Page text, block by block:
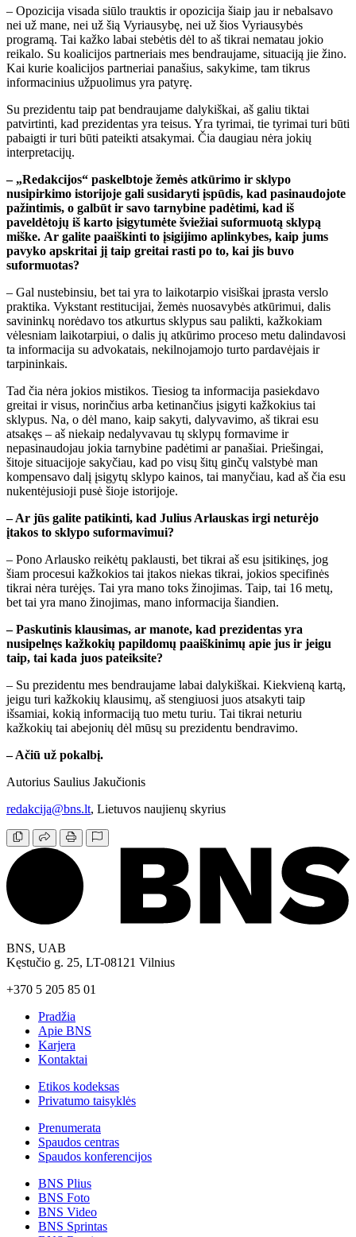
– Opozicija visada siūlo trauktis ir opozicija šiaip jau ir nebalsavo
nei už mane, nei už šią Vyriausybę, nei už šios Vyriausybės
programą. Tai kažko labai stebėtis dėl to aš tikrai nematau jokio
reikalo. Su koalicijos partneriais mes bendraujame, situaciją jie žino.
Kai kurie koalicijos partneriai panašius, sakykime, tam tikrus
informacinius užpuolimus yra patyrę.
Su prezidentu taip pat bendraujame dalykiškai, aš galiu tiktai
patvirtinti, kad prezidentas yra teisus. Yra tyrimai, tie tyrimai turi būti
pabaigti ir turi būti pateikti atsakymai. Čia daugiau nėra jokių
interpretacijų.
– „Redakcijos“ paskelbtoje žemės atkūrimo ir sklypo
nusipirkimo istorijoje gali susidaryti įspūdis, kad pasinaudojote
pažintimis, o galbūt ir savo tarnybine padėtimi, kad iš
paveldėtojų iš karto įsigytumėte šviežiai suformuotą sklypą
miške. Ar galite paaiškinti to įsigijimo aplinkybes, kaip jums
pavyko apskritai jį taip greitai rasti po to, kai jis buvo
suformuotas?
– Gal nustebinsiu, bet tai yra to laikotarpio visiškai įprasta verslo
praktika. Vykstant restitucijai, žemės nuosavybės atkūrimui, dalis
savininkų norėdavo tos atkurtus sklypus sau palikti, kažkokiam
vėlesniam laikotarpiui, o dalis jų atkūrimo proceso metu dalindavosi
ta informacija su advokatais, nekilnojamojo turto pardavėjais ir
tarpininkais.
Tad čia nėra jokios mistikos. Tiesiog ta informacija pasiekdavo
greitai ir visus, norinčius arba ketinančius įsigyti kažkokius tai
sklypus. Na, o dėl mano, kaip sakyti, dalyvavimo, aš tikrai esu
atsakęs – aš niekaip nedalyvavau tų sklypų formavime ir
nepasinaudojau jokia tarnybine padėtimi ar panašiai. Priešingai,
šitoje situacijoje sakyčiau, kad po visų šitų ginčų valstybė man
kompensavo dalį įsigytų sklypo kainos, tai manyčiau, kad aš čia esu
nukentėjusioji pusė šioje istorijoje.
– Ar jūs galite patikinti, kad Julius Arlauskas irgi neturėjo
įtakos to sklypo suformavimui?
– Pono Arlausko reikėtų paklausti, bet tikrai aš esu įsitikinęs, jog
šiam procesui kažkokios tai įtakos niekas tikrai, jokios specifinės
tikrai nėra turėjęs. Tai yra mano toks žinojimas. Taip, tai 16 metų,
bet tai yra mano žinojimas, mano informacija šiandien.
– Paskutinis klausimas, ar manote, kad prezidentas yra
nusipelnęs kažkokių papildomų paaiškinimų apie jus ir jeigu
taip, tai kada juos pateiksite?
– Su prezidentu mes bendraujame labai dalykiškai. Kiekvieną kartą,
jeigu turi kažkokių klausimų, aš stengiuosi juos atsakyti taip
išsamiai, kokią informaciją tuo metu turiu. Tai tikrai neturiu
kažkokių tai abejonių dėl mūsų su prezidentu bendravimo.
– Ačiū už pokalbį.
Autorius Saulius Jakučionis
redakcija@bns.lt, Lietuvos naujienų skyrius
BNS, UAB
Kęstučio g. 25, LT-08121 Vilnius
+370 5 205 85 01
Pradžia
Apie BNS
Karjera
Kontaktai
Etikos kodeksas
Privatumo taisyklės
Prenumerata
Spaudos centras
Spaudos konferencijos
BNS Plius
BNS Foto
BNS Video
BNS Sprintas